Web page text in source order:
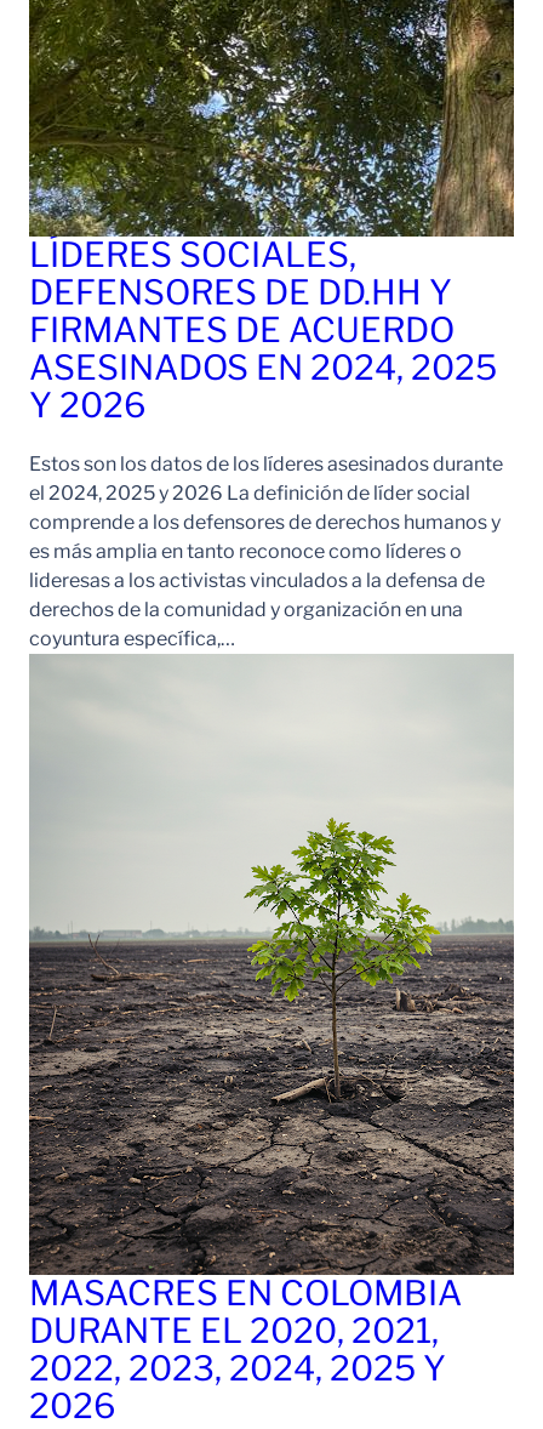
LÍDERES SOCIALES,
DEFENSORES DE DD.HH Y
FIRMANTES DE ACUERDO
ASESINADOS EN 2024, 2025
Y 2026
Estos son los datos de los líderes asesinados durante
el 2024, 2025 y 2026 La definición de líder social
comprende a los defensores de derechos humanos y
es más amplia en tanto reconoce como líderes o
lideresas a los activistas vinculados a la defensa de
derechos de la comunidad y organización en una
coyuntura específica,…
MASACRES EN COLOMBIA
DURANTE EL 2020, 2021,
2022, 2023, 2024, 2025 Y
2026